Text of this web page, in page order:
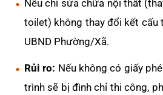
Nếu chỉ sửa chữa nội thất
toilet) không thay đổi kết cấu
UBND Phường/Xã.
Rủi ro: Nếu không có giấy
trình sẽ bị đình chỉ thi công,